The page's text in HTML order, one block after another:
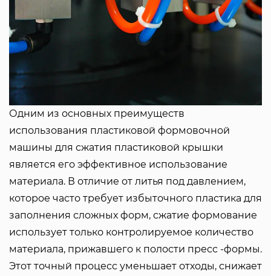
Одним из основных преимуществ
использования пластиковой формовочной
машины для сжатия пластиковой крышки
является его эффективное использование
материала. В отличие от литья под давлением,
которое часто требует избыточного пластика для
заполнения сложных форм, сжатие формование
использует только контролируемое количество
материала, прижавшего к полости пресс -формы.
Этот точный процесс уменьшает отходы, снижает